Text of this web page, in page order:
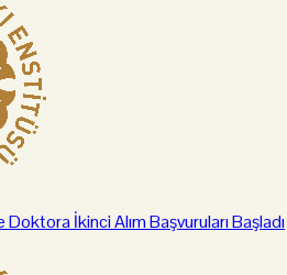
İkinci Alım Başvuruları Başladı